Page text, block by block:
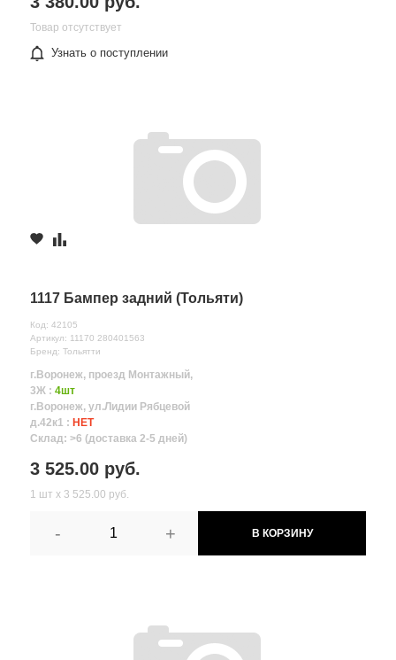
Товар отсутствует
Узнать о поступлении
1117 Бампер задний (Тольяти)
Код: 42105
Артикул: 11170 280401563
Бренд: Тольятти
г.Воронеж, проезд Монтажный,
3Ж : 4шт
г.Воронеж, ул.Лидии Рябцевой
д.42к1 : НЕТ
Склад: >6 (доставка 2-5 дней)
3 525.00 руб.
1 шт х 3 525.00 руб.
- + В КОРЗИНУ